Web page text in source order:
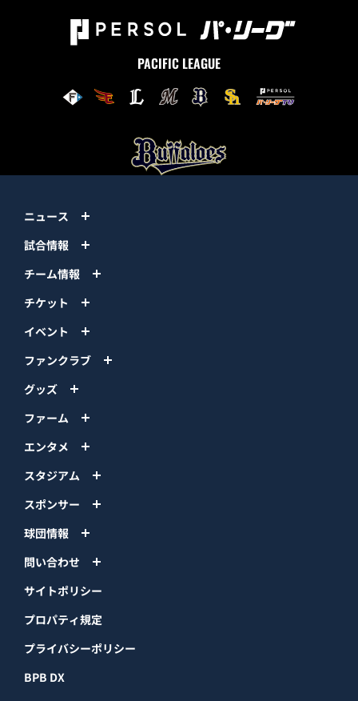
PACIFIC LEAGUE
ニュース
試合情報
チーム情報
チケット
イベント
ファンクラブ
グッズ
ファーム
エンタメ
スタジアム
スポンサー
球団情報
問い合わせ
サイトポリシー
プロパティ規定
プライバシーポリシー
BPB DX